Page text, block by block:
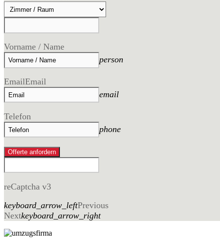
Vorname / Name
person
EmailEmail
email
Telefon
phone
Offerte anfordern
reCaptcha v3
keyboard_arrow_leftPrevious
Nextkeyboard_arrow_right